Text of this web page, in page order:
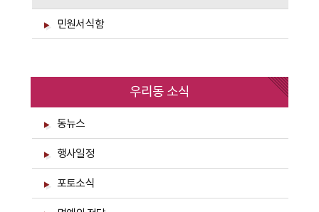
민원서식함
우리동 소식
동뉴스
행사일정
포토소식